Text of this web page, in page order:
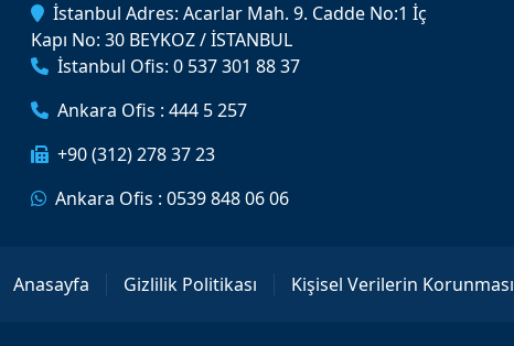
İstanbul Adres: Acarlar Mah. 9. Cadde No:1 İç
Kapı No: 30 BEYKOZ / İSTANBUL
İstanbul Ofis: 0 537 301 88 37
Ankara Ofis : 444 5 257
+90 (312) 278 37 23
Ankara Ofis : 0539 848 06 06
Anasayfa Gizlilik Politikası Kişisel Verilerin Korunması